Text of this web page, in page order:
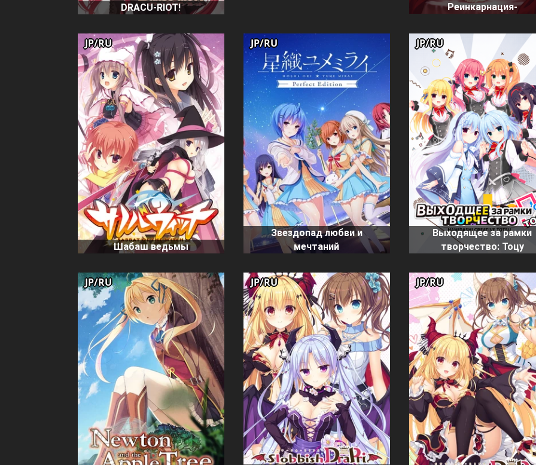
DRACU-RIOT!
Реинкарнация-
Шабаш ведьмы
JP/RU
Звездопад любви и
мечтаний
JP/RU
Выходящее за рамки
творчество: Тоцу
JP/RU
JP/RU JP/RU JP/RU